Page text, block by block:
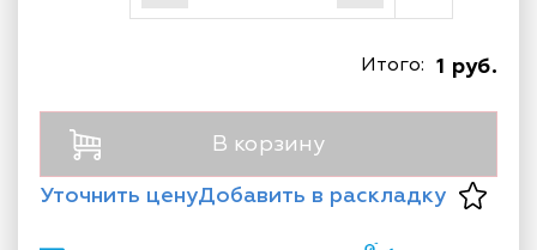
1 руб.
Итого:
В корзину
Уточнить ценуДобавить в раскладку